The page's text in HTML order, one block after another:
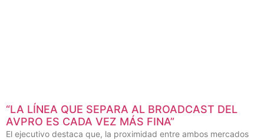
“LA LÍNEA QUE SEPARA AL BROADCAST DEL
AVPRO ES CADA VEZ MÁS FINA”
El ejecutivo destaca que, la proximidad entre ambos mercados